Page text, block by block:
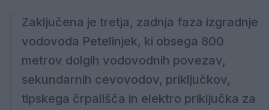
Zaključena je tretja, zadnja faza izgradnje
vodovoda Petelinjek, ki obsega 800
metrov dolgih vodovodnih povezav,
sekundarnih cevovodov, priključkov,
tipskega črpališča in elektro priključka za